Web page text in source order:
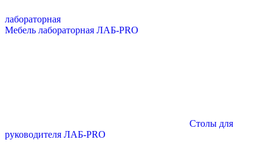
лабораторная
Мебель лабораторная ЛАБ-PRO
Столы для
руководителя ЛАБ-PRO